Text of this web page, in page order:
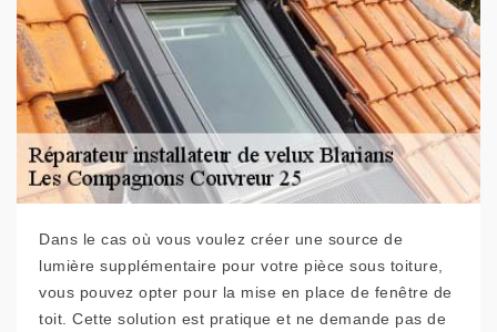
Dans le cas où vous voulez créer une source de
lumière supplémentaire pour votre pièce sous toiture,
vous pouvez opter pour la mise en place de fenêtre de
toit. Cette solution est pratique et ne demande pas de